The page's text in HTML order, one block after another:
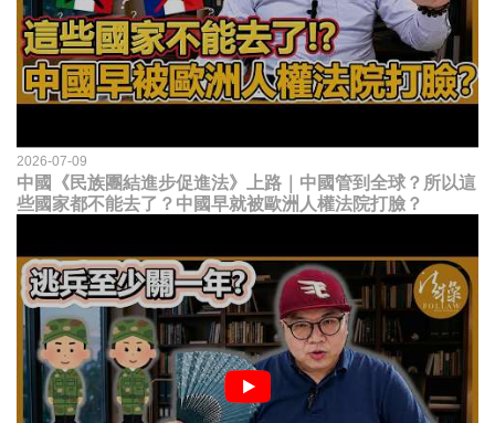
2026-07-09
中國《民族團結進步促進法》上路｜中國管到全球？所以這
些國家都不能去了？中國早就被歐洲人權法院打臉？